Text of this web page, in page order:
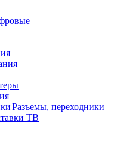
Разъемы, переходники
ТВ